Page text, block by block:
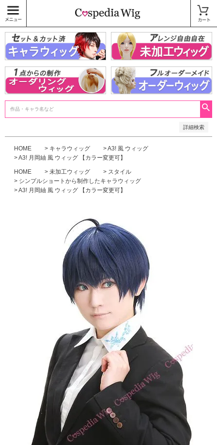
詳細検索
〜
商品タグ
キャラウィッグ
未加工ウィッグ
ベースウィッグ
衣装
SALE中
HOME キャラウィッグ
A3! 風 ウィッグ
A3! 月岡紬 風 ウィッグ 【カラー変更可】
HOME 未加工ウィッグ
スタイル
シンプルショートから制作したキャラウィッグ
A3! 月岡紬 風 ウィッグ 【カラー変更可】